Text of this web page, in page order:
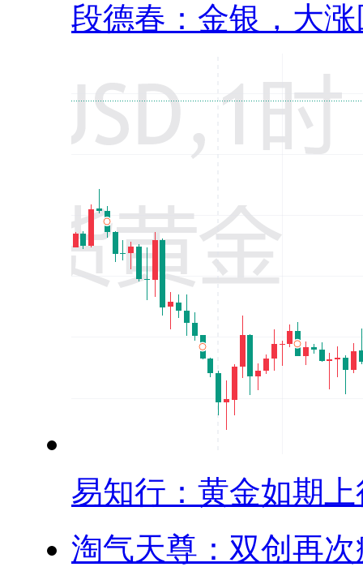
段德春：金银，大涨
易知行：黄金如期上
淘气天尊：双创再